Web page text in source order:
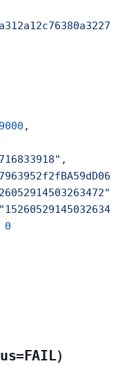
,
,
0
）